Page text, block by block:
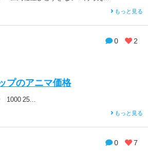
もっと見る
0 2
プのアニマ価格
25...
もっと見る
0 7